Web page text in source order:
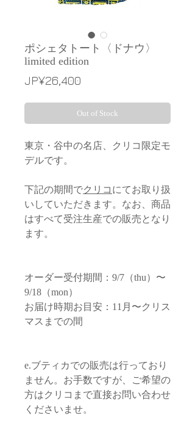
ポシェタトート〈ドナウ〉
limited edition
JP¥26,400
Out of Stock
東京・谷中の名店、クリコ限定モ
デルです。
下記の期間でクリコ にてお取り扱
いしていただきます。なお、商品
はすべて受注生産での販売となり
ます。
オーダー受付期間：9/7（thu）〜
9/18（mon）
お届け時期お目安：11月〜クリス
マスまでの間
e.ブティカでの販売は行っており
ません。お手数ですが、ご希望の
方はクリコまで直接お問い合わせ
くださいませ。